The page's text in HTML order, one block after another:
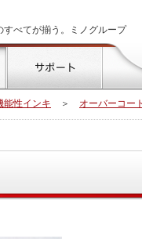
べてが揃う。ミノグループ
製品情報 サポート
能性インキ ＞ オーバーコー